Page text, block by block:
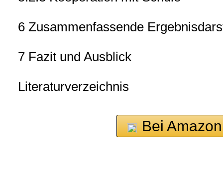
6 Zusammenfassende
7 Fazit und Ausblick
Literaturverzeichnis
Bei